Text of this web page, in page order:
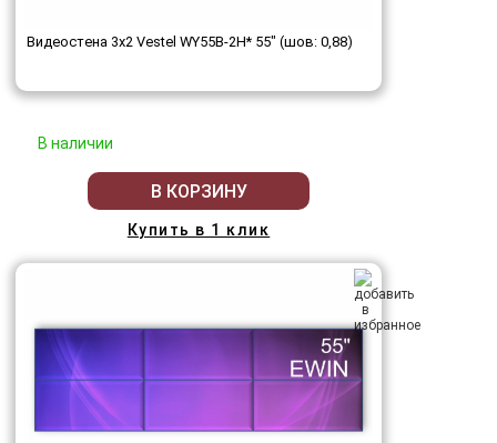
Видеостена 3x2 Vestel WY55B-2H* 55" (шов: 0,88)
В наличии
В КОРЗИНУ
Купить в 1 клик